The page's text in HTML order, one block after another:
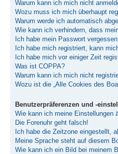
Warum kann ich mich nicht
Wozu muss ich mich überhaupt
Warum werde ich automatisch
Wie kann ich verhindern, dass
Ich habe mein Passwort
Ich habe mich registriert, kann
Ich habe mich vor einiger Zeit
Was ist COPPA?
Warum kann ich mich nicht
Wozu ist die „Alle Cookies des
Benutzerpräferenzen und -
Wie kann ich meine Einstellungen
Die Forenuhr geht falsch!
Ich habe die Zeitzone eingestellt,
Meine Sprache steht auf diesem
Wie kann ich ein Bild bei meinem